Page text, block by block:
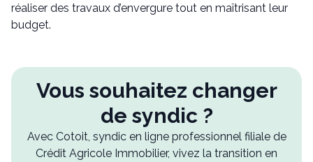
réaliser des travaux d’envergure tout en maîtrisant leur
budget.
Vous souhaitez changer
de syndic ?
Avec Cotoit, syndic en ligne professionnel filiale de
Crédit Agricole Immobilier, vivez la transition en